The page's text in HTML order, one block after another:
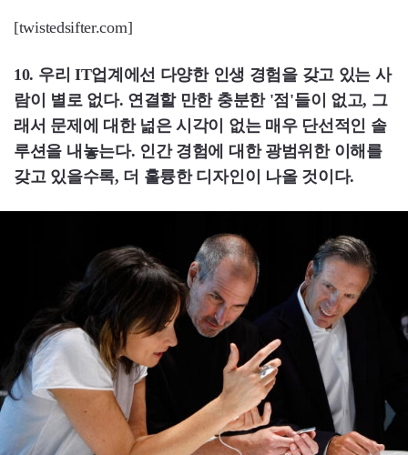
[twistedsifter.com]
10. 우리 IT업계에선 다양한 인생 경험을 갖고 있는 사
람이 별로 없다. 연결할 만한 충분한 '점'들이 없고, 그
래서 문제에 대한 넒은 시각이 없는 매우 단선적인 솔
루션을 내놓는다. 인간 경험에 대한 광범위한 이해를
갖고 있을수록, 더 훌륭한 디자인이 나올 것이다.